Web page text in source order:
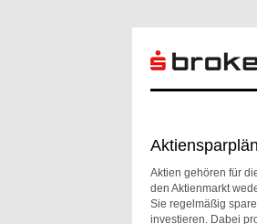
Aktien gehören für
den Aktienmarkt
Sie regelmäßig
investieren. Dabei